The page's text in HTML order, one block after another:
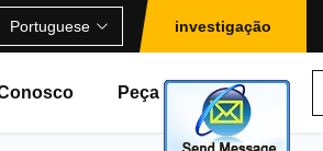
Portuguese investigação
Peça Umas Citações